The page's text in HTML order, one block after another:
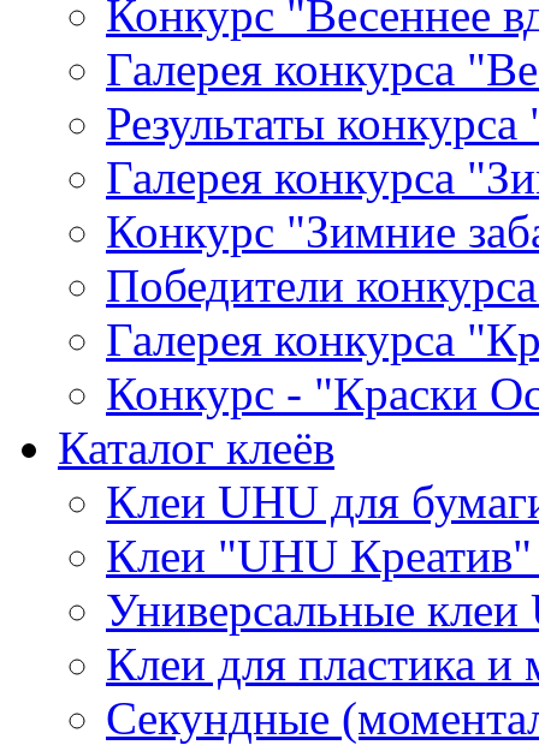
Конкурс "Весеннее
Галерея конкурса
Результаты
Галерея конкурса
Конкурс "Зимние
Победители
Галерея конкурса
Конкурс - "Краски
Каталог клеёв
Клеи UHU для
Клеи "UHU Креатив"
Универсальные клеи
Клеи для пластика
Секундные